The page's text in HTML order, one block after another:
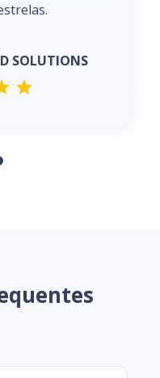
SOLUTIONS